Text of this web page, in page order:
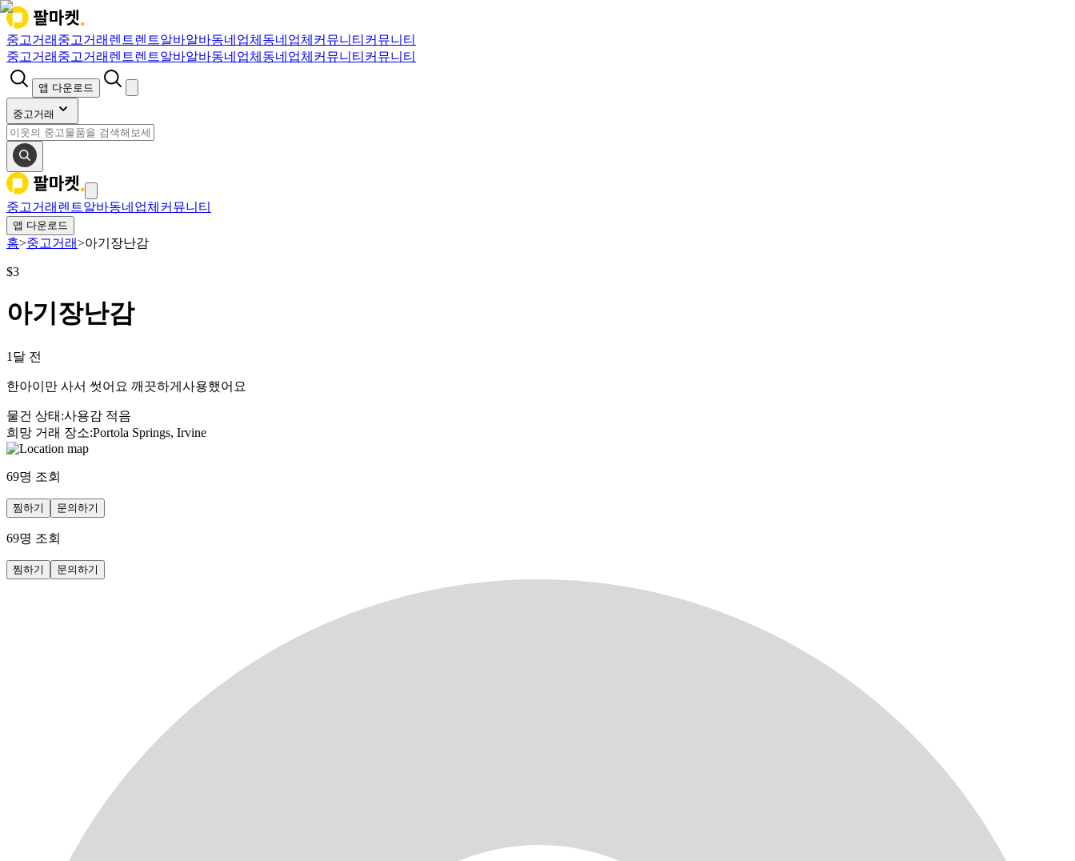
중고거래 중고거래 렌트렌트알바알바동네업체 동네업체 커뮤니티 커뮤니티
중고거래 중고거래 렌트렌트알바알바동네업체 동네업체 커뮤니티 커뮤니티
앱 다운로드
중고거래
중고거래 렌트알바동네업체 커뮤니티
앱 다운로드
홈>중고거래>아기장난감
$3
아기장난감
1달 전
한아이만 사서 썻어요 깨끗하게사용했어요
물건 상태 :사용감 적음
희망 거래 장소:Portola Springs, Irvine
69명 조회
찜하기 문의하기
69명 조회
찜하기 문의하기